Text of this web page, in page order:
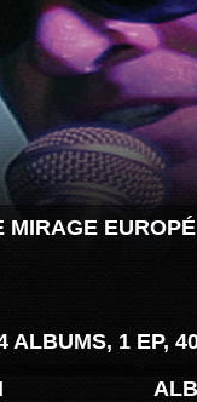
MIRAGE
ALBUMS, 1 EP,